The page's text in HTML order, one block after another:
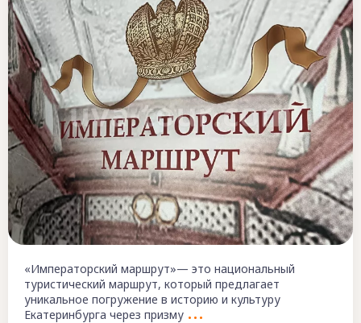
«Императорский маршрут»— это национальный
туристический маршрут, который предлагает
уникальное погружение в историю и культуру
Екатеринбурга через призму